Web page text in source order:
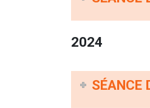
2024
SÉANCE